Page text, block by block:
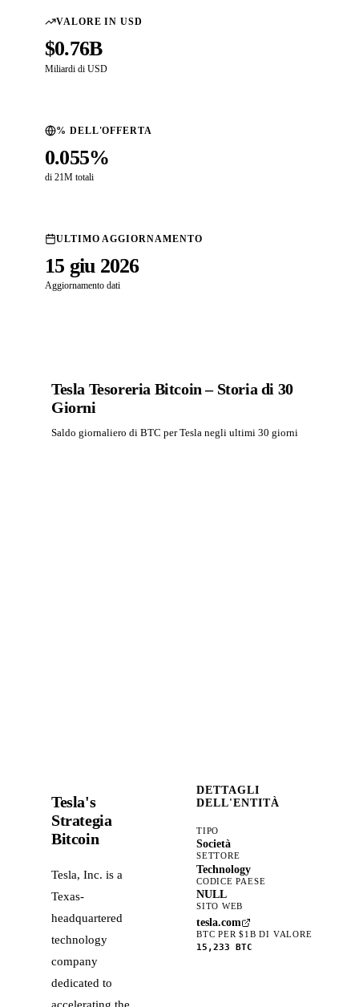
VALORE IN USD
$0.76B
Miliardi di USD
% DELL'OFFERTA
0.055%
di 21M totali
ULTIMO AGGIORNAMENTO
15 giu 2026
Aggiornamento dati
Tesla Tesoreria Bitcoin – Storia di 30
Giorni
Saldo giornaliero di BTC per Tesla negli ultimi 30 giorni
Tesla's
Strategia
Bitcoin
Tesla, Inc. is a
Texas-
headquartered
technology
company
dedicated to
DETTAGLI
DELL'ENTITÀ
TIPO
Società
SETTORE
Technology
CODICE PAESE
NULL
SITO WEB
tesla.com
BTC PER $1B DI VALORE
15,233 BTC